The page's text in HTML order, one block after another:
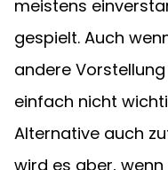
meistens
gespielt. Auch
andere
einfach nicht
Alternative auch
wird es aber,